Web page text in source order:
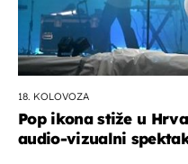
18. KOLOVOZA
Pop ikona stiže u
audio-vizualni